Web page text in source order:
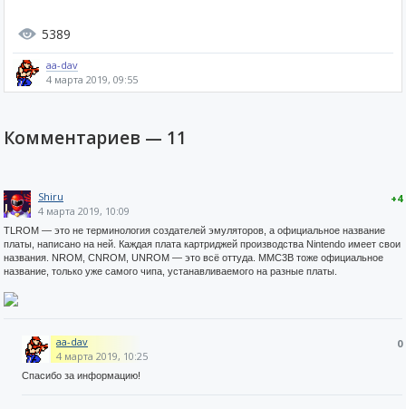
5389
aa-dav
4 марта 2019, 09:55
Комментариев — 11
+4
Shiru
4 марта 2019, 10:09
TLROM — это не терминология создателей эмуляторов, а официальное название
платы, написано на ней. Каждая плата картриджей производства Nintendo имеет свои
названия. NROM, CNROM, UNROM — это всё оттуда. MMC3B тоже официальное
название, только уже самого чипа, устанавливаемого на разные платы.
0
aa-dav
4 марта 2019, 10:25
Спасибо за информацию!